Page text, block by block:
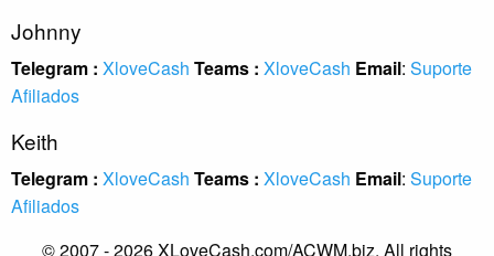
Johnny
Telegram : XloveCash Teams : XloveCash Email: Suporte
Afiliados
Keith
Telegram : XloveCash Teams : XloveCash Email: Suporte
Afiliados
© 2007 - 2026 XLoveCash.com/ACWM.biz. All rights